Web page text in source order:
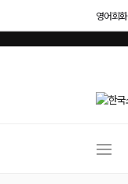
영어회화
이